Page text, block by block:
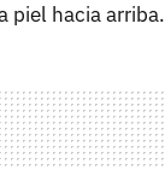
piel hacia arriba.